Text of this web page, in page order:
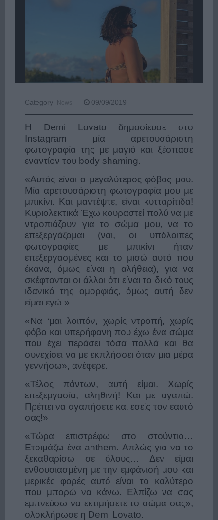
Category: News 09/09/2019
Η Demi Lovato δημοσίευσε στο
Instagram μία αρετουσάριστη
φωτογραφία της με μαγιό και ξέσπασε
εναντίον του body shaming.
«Αυτός είναι ο μεγαλύτερος φόβος μου.
Μία αρετουσάριστη φωτογραφία μου με
μπικίνι. Και μαντέψτε, είναι κυτταρίτιδα!
Κυριολεκτικά Έχω κουραστεί πολύ να με
ντροπιάζουν για το σώμα μου, να το
επεξεργάζομαι (ναι, οι υπόλοιπες
φωτογραφίες με μπικίνι ήταν
επεξεργασμένες και το μισώ αυτό που
έκανα, όμως είναι η αλήθεια), για να
σκέφτονται οι άλλοι ότι είναι το δικό τους
ιδανικό της ομορφιάς, όμως αυτή δεν
είμαι εγώ.»
«Να ‘μαι λοιπόν, χωρίς ντροπή, χωρίς
φόβο και υπερήφανη που έχω ένα σώμα
που έχει περάσει τόσα πολλά και θα
συνεχίσει να με εκπλήσσει όταν μια μέρα
γεννήσω», ανέφερε.
«Τέλος πάντων, αυτή είμαι. Χωρίς
επεξεργασία, αληθινή! Και με αγαπώ.
Πρέπει να αγαπήσετε και εσείς τον εαυτό
σας!»
«Τώρα επιστρέφω στο στούντιο…
Ετοιμάζω ένα anthem. Απλώς για να το
ξεκαθαρίσω σε όλους… Δεν είμαι
ενθουσιασμένη με την εμφάνισή μου και
μερικές φορές αυτό είναι το καλύτερο
που μπορώ να κάνω. Ελπίζω να σας
εμπνεύσω να εκτιμήσετε το σώμα σας»,
ολοκλήρωσε η Demi Lovato.